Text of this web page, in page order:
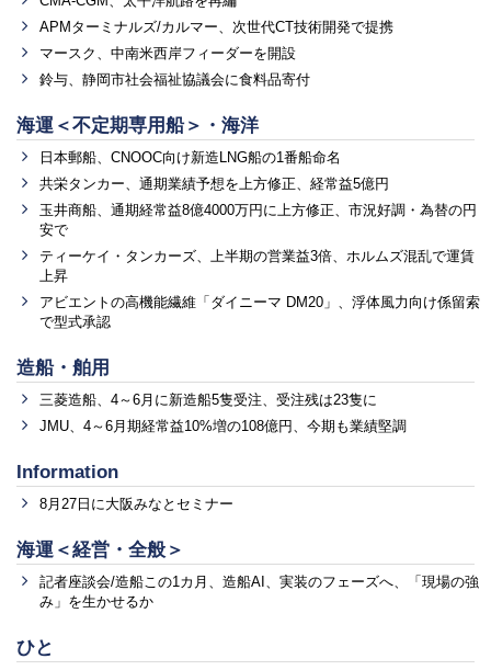
APMターミナルズ/カルマー、次世代CT技術開発で提携
マースク、中南米西岸フィーダーを開設
鈴与、静岡市社会福祉協議会に食料品寄付
海運＜不定期専用船＞・海洋
日本郵船、CNOOC向け新造LNG船の1番船命名
共栄タンカー、通期業績予想を上方修正、経常益5億円
玉井商船、通期経常益8億4000万円に上方修正、市況好調・為替の円
安で
ティーケイ・タンカーズ、上半期の営業益3倍、ホルムズ混乱で運賃
上昇
アビエントの高機能繊維「ダイニーマ DM20」、浮体風力向け係留索
で型式承認
造船・舶用
三菱造船、4～6月に新造船5隻受注、受注残は23隻に
JMU、4～6月期経常益10%増の108億円、今期も業績堅調
Information
8月27日に大阪みなとセミナー
海運＜経営・全般＞
記者座談会/造船この1カ月、造船AI、実装のフェーズへ、「現場の強
み」を生かせるか
ひと